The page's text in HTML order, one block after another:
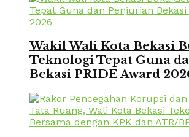
Wakil Wali Kota Bekasi
Teknologi Tepat Guna
Bekasi PRIDE Award